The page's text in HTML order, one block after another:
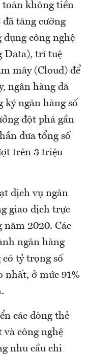
toán không tiền
tăng cường
dụng công nghệ
Data), trí tuệ
mây (Cloud) để
ngân hàng đã
ký ngân hàng số
đột phá gần
đưa tổng số
trên 3 triệu
dịch vụ ngân
giao dịch trực
năm 2020. Các
ngân hàng
tỷ trọng số
nhất, ở mức 91%
các dòng thẻ
công nghệ
nhu cầu chi